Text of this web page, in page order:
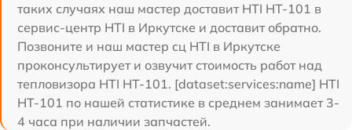
таких случаях наш мастер доставит HTI HT-101 в
сервис-центр HTI в Иркутске и доставит обратно.
Позвоните и наш мастер сц HTI в Иркутске
проконсультирует и озвучит стоимость работ над
тепловизора HTI HT-101. [dataset:services:name] HTI
HT-101 по нашей статистике в среднем занимает 3-
4 часа при наличии запчастей.